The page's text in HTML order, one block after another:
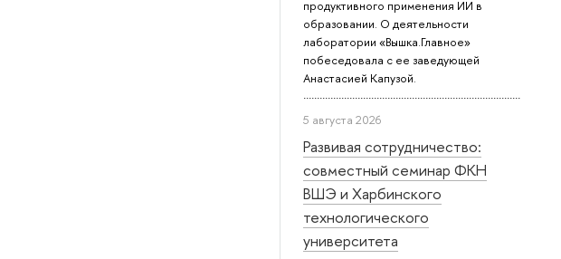
продуктивного применения ИИ в
образовании. О деятельности
лаборатории «Вышка.Главное»
побеседовала с ее заведующей
Анастасией Капузой.
5 августа 2026
Развивая сотрудничество:
совместный семинар ФКН
ВШЭ и Харбинского
технологического
университета